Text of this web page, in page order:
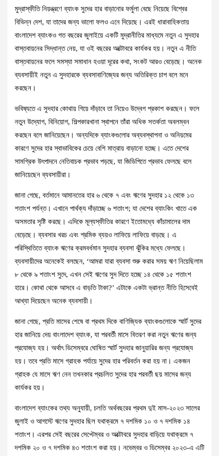
মুদ্রাস্ফীতি নিয়ন্ত্রণে ব্যাংক সুদের হার বাড়ানোর ফর্মুলা বেছে নিয়েছে বিশ্বের
বিভিন্ন দেশ, যা তাদের জন্য ভালো ফলও এনে দিয়েছে। এরই ধারাবাহিকতায়
বাংলাদেশ ব্যাংকও গত বছরের জুলাইয়ে একটি মুদ্রানীতির মাধ্যমে নতুন এ সুদহার
বাস্তবায়নের সিদ্ধান্ত নেয়, যা ওই বছরের অক্টোবরে কার্যকর হয়। নতুন এ নীতি
বাস্তবায়নের ফলে সমস্যা সমাধান হওয়া দূরের কথা, সংকট আরও বেড়েছে। অনেক
ব্যবসায়ীই নতুন এ সুদহারকে ব্যবসাবাণিজ্যের জন্য অতিরিক্ত চাপ বলে মনে
করছেন।
ভবিষ্যতে এ সুদহার কোথায় গিয়ে দাঁড়াবে তা নিয়েও উদ্বেগ প্রকাশ করছেন। ফলে
নতুন উদ্যোগ, বিনিয়োগ, শিল্পকারখানা স্থাপনে তাঁরা অধিক সতর্কতা অবলম্বন
করছেন বলে জানিয়েছেন। অন্যদিকে ব্যাংকগুলোর অব্যবস্থাপনা ও অনিয়মের
কারণে সুদের হার স্বাভাবিকের চেয়ে বেশি মাত্রায় বাড়ানো হচ্ছে। এতে দেশের
সামগ্রিক উৎপাদনে নেতিবাচক প্রভাব পড়ছে, যা জিডিপিতে প্রভাব ফেলছে বলে
জানিয়েছেন ব্যবসায়ীরা।
জানা গেছে, বর্তমানে আমানতের হার ৬ থেকে ৭ এবং ঋণের সুদহার ১২ থেকে ১৩
শতাংশ পর্যন্ত। এখানে পার্থক্য দাঁড়াচ্ছে ৬ শতাংশ; যা দেশের ব্যাংকিং খাতে এক
অসমতার সৃষ্টি করছে। এদিকে মূল্যস্ফীতির কারণে ইতোমধ্যে কাঁচামালের দাম
বেড়েছে। ব্যবসার খরচ এবং শ্রমিক ব্যয়ও লাফিয়ে লাফিয়ে বাড়ছে। এ
পরিস্থিতিতে ব্যাংক ঋণের ক্রমবর্ধমান সুদহার ব্যবসা ঝুঁকির মধ্যে ফেলছে।
ব্যবসায়ীদের অনেকেই বলছেন, ‘আমরা যারা ব্যবসা শুরু করার সময় ঋণ নিয়েছিলাম
৮ থেকে ৯ শতাংশ সুদে, এখন সেই ঋণের সুদ দিতে হচ্ছে ১৪ থেকে ১৫ শতাংশ
হারে। কোথা থেকে আসবে এ বাড়তি টাকা?’ এটাকে একটা ভ্রান্ত নীতি হিসেবেই
আখ্যা দিয়েছেন অনেক ব্যবসায়ী।
জানা গেছে, প্রতি মাসের শেষে বা প্রথম দিকে বাণিজ্যিক ব্যাংকগুলোকে স্মার্ট সুদের
হার জানিয়ে দেয় বাংলাদেশ ব্যাংক, যা পরবর্তী মাসে বিতরণ করা নতুন ঋণের জন্য
প্রযোজ্য হয়। অর্থাৎ ডিসেম্বরে ঘোষিত স্মার্ট সুদহার জানুয়ারির জন্য প্রযোজ্য
হয়। তবে প্রতি মাসে গ্রাহক পর্যায়ে সুদের হার পরিবর্তন করা হয় না। একজন
গ্রাহক যে মাসে ঋণ নেন তখনকার প্রচলিত সুদের হার পরবর্তী ছয় মাসের জন্য
কার্যকর হয়।
বাংলাদেশ ব্যাংকের তথ্য অনুযায়ী, চলতি অর্থবছরের প্রথম দুই মাস-২০২৩ সালের
জুলাই ও আগস্টে ঋণের সুদহার ছিল যথাক্রমে ৭ দশমিক ১০ ও ৭ দশমিক ১৪
শতাংশ। এরপর সেই বছরের সেপ্টেম্বর ও অক্টোবরে সুদহার বাড়িয়ে যথাক্রমে ৭
দশমিক ২০ ও ৭ দশমিক ৪৩ শতাংশ করা হয়। নভেম্বর ও ডিসেম্বর ২০২৩-এ এটি